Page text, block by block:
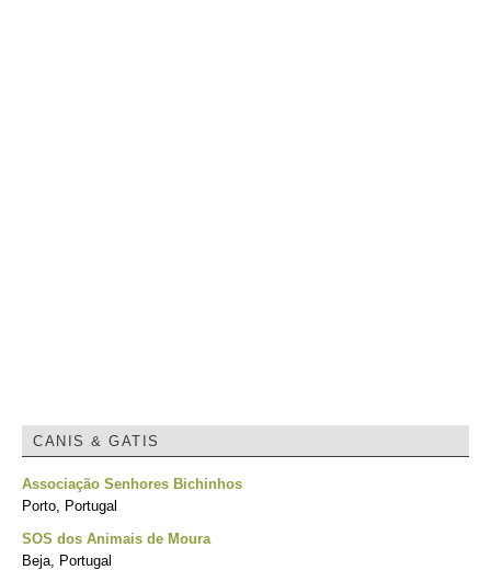
CANIS & GATIS
Associação Senhores Bichinhos
Porto, Portugal
SOS dos Animais de Moura
Beja, Portugal